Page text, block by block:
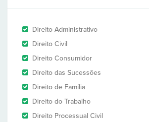
Direito Administrativo
Direito Civil
Direito Consumidor
Direito das Sucessões
Direito de Família
Direito do Trabalho
Direito Processual Civil